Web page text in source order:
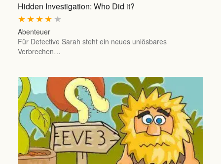
Hidden Investigation: Who Did it?
★
★
★
★
★
Abenteuer
Für Detective Sarah steht ein neues unlösbares
Verbrechen…